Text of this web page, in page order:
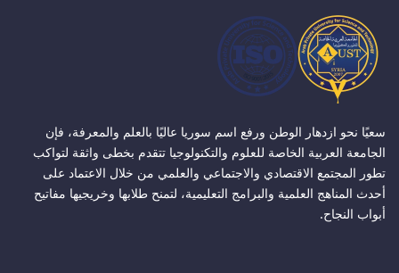
سعيًا نحو ازدهار الوطن ورفع اسم سوريا عاليًا بالعلم والمعرفة، فإن
الجامعة العربية الخاصة للعلوم والتكنولوجيا تتقدم بخطى واثقة لتواكب
تطور المجتمع الاقتصادي والاجتماعي والعلمي من خلال الاعتماد على
أحدث المناهج العلمية والبرامج التعليمية، لتمنح طلابها وخريجيها مفاتيح
أبواب النجاح.